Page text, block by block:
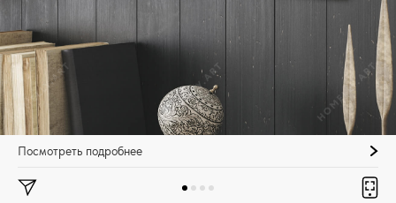
Посмотреть подробнее